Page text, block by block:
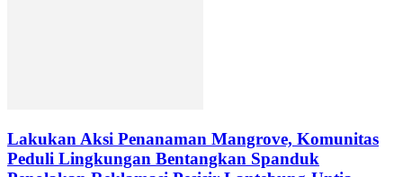
Lakukan Aksi Penanaman Mangrove, Komunitas
Peduli Lingkungan Bentangkan Spanduk